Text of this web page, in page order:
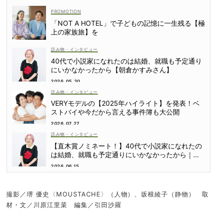
「NOT A HOTEL」で子どもの記憶に一生残る【極
上の家族旅】を
読み物・インタビュー
40代で小説家になれたのは結婚、就職も予定通り
にいかなかったから【朝倉かすみさん】
2026.05.30
読み物・インタビュー
VERYモデルの【2025年ハイライト】を発表！ベ
ストバイや今だから言える事件簿も大公開
2026.07.27
読み物・インタビュー
【直木賞ノミネート！】40代で小説家になれたの
は結婚、就職も予定通りにいかなかったから｜朝
倉かすみさん
2026.06.15
撮影／堺 優史〈MOUSTACHE〉（人物）、坂根綾子（静物） 取
材・文／川原江里菜 編集／引田沙羅